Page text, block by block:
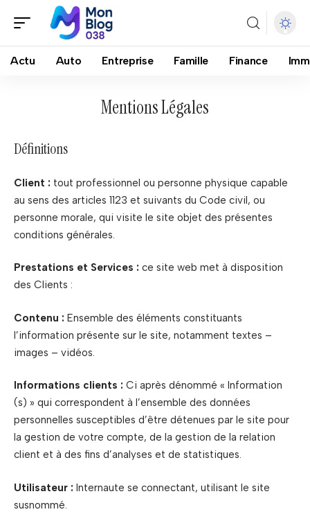
Actu Auto Entreprise Famille Finance
Mentions Légales
Définitions
Client : tout professionnel ou personne physique capable
au sens des articles 1123 et suivants du Code civil, ou
personne morale, qui visite le site objet des présentes
conditions générales.
Prestations et Services : ce site web met à disposition
des Clients :
Contenu : Ensemble des éléments constituants
l’information présente sur le site, notamment textes –
images – vidéos.
Informations clients : Ci après dénommé « Information
(s) » qui correspondent à l’ensemble des données
personnelles susceptibles d’être détenues par le site pour
la gestion de votre compte, de la gestion de la relation
client et à des fins d’analyses et de statistiques.
Utilisateur : Internaute se connectant, utilisant le site
susnommé.